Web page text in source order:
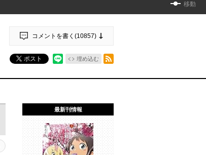
移動
コメントを書く(10857)
ポスト 埋め込む
最新刊情報